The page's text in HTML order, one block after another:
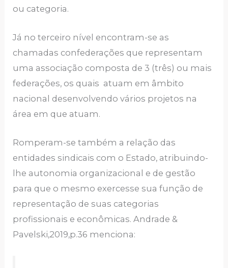
ou categoria.
Já no terceiro nível encontram-se as
chamadas confederações que representam
uma associação composta de 3 (três) ou mais
federações, os quais atuam em âmbito
nacional desenvolvendo vários projetos na
área em que atuam.
Romperam-se também a relação das
entidades sindicais com o Estado, atribuindo-
lhe autonomia organizacional e de gestão
para que o mesmo exercesse sua função de
representação de suas categorias
profissionais e econômicas. Andrade &
Pavelski,2019,p.36 menciona: